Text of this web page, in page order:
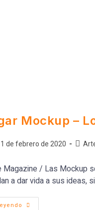
Mockup –
de febrero de 2020
Magazine / Las Mockup
a dar vida a sus ideas,